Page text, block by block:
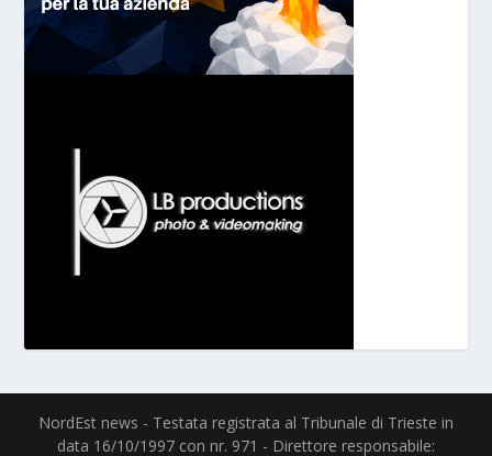
NordEst news - Testata registrata al Tribunale di Trieste in
data 16/10/1997 con nr. 971 - Direttore responsabile: